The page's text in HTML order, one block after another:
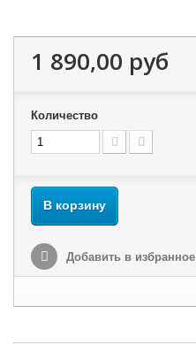
1 890,00 руб
Количество
В корзину
Добавить в избранное